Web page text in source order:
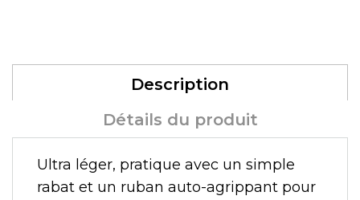
Description
Détails du produit
Ultra léger, pratique avec un simple
rabat et un ruban auto-agrippant pour